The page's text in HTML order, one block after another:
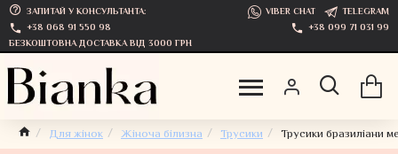
ЗАПИТАЙ У КОНСУЛЬТАНТА: VIBER CHAT
TELEGRAM
+38 068 91 550 98
+38 099 71 031 99
БЕЗКОШТОВНА ДОСТАВКА ВІД 3000 ГРН
Для жінок Жіноча білизна Трусики Трусики бразиліани